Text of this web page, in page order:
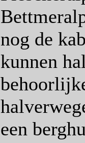
nog de
kunnen
een